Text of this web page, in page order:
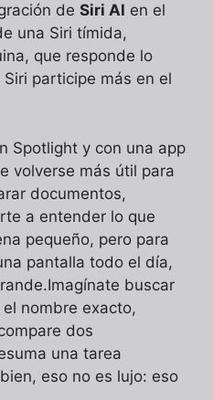
de Siri AI en el
una Siri tímida,
que responde lo
participe más en el
Spotlight y con una app
volverse más útil para
documentos,
a entender lo que
pequeño, pero para
pantalla todo el día,
buscar
nombre exacto,
dos
una tarea
eso no es lujo: eso